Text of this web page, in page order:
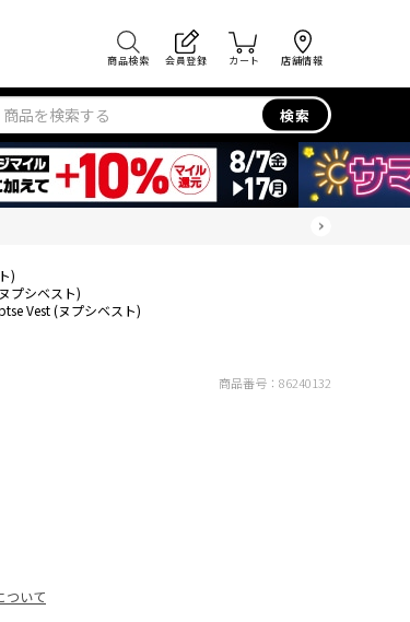
商品検索 会員登録 カート 店舗情報
検索
)
プシベスト)
Vest (ヌプシベスト)
ついて
商品番号： 86240132